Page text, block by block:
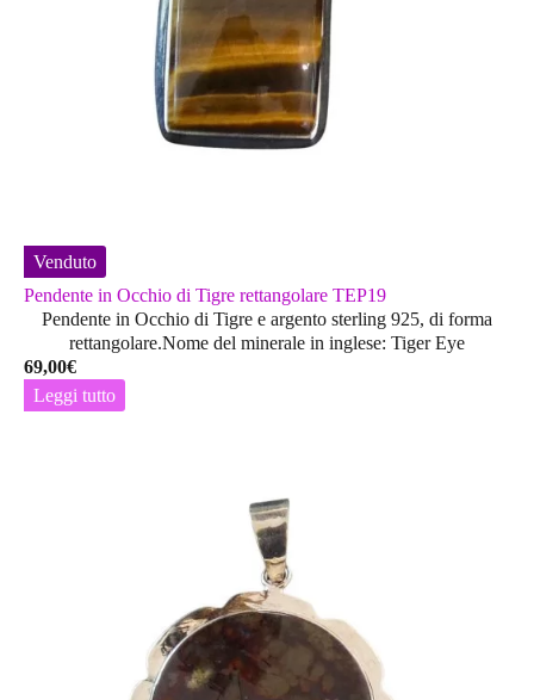
Venduto
Pendente in Occhio di Tigre rettangolare TEP19
Pendente in Occhio di Tigre e argento sterling 925, di forma
rettangolare.Nome del minerale in inglese: Tiger Eye
69,00€
Leggi tutto